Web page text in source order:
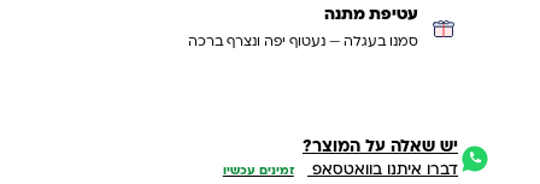
עטיפת מתנה
סמנו בעגלה — נעטוף יפה ונצרף ברכה
יש שאלה על המוצר?
דברו איתנו בוואטסאפ זמינים עכשיו